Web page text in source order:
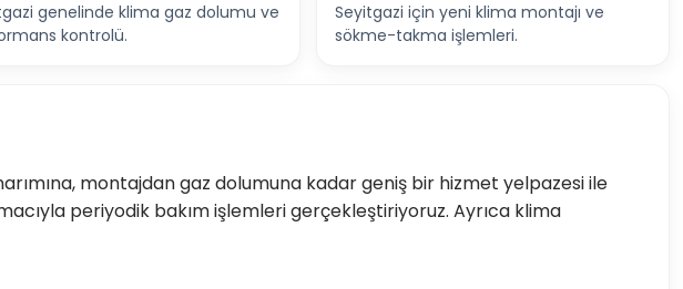
genelinde klima gaz dolumu ve
kontrolü.
Seyitgazi için yeni klima montajı ve
sökme-takma işlemleri.
montajdan gaz dolumuna kadar geniş bir hizmet yelpazesi ile
periyodik bakım işlemleri gerçekleştiriyoruz. Ayrıca klima